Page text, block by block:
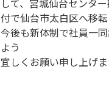
して、宮城仙台センタ
付で仙台市太白区へ移転
今後も新体制で社員一
よう
宜しくお願い申し上げま